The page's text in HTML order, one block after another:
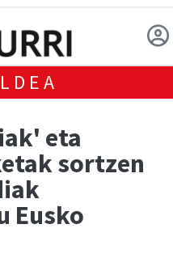
eta
sortzen
Eusko